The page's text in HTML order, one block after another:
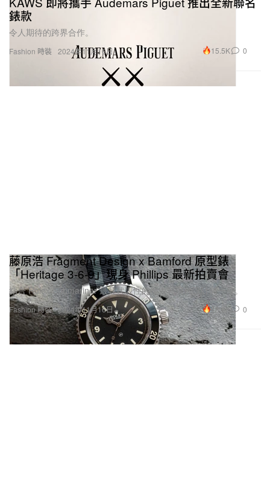
Fashion 時裝
錶款
令人期待的跨界合作。
2024年11月16日 15.5K 0
Fashion 時裝
藤原浩 Fragment Design x Bamford 原型錶
「Heritage 3-6-9」現身 Phillips 最新拍賣會
結合 Rolex Submariner 最具代表性的復古與現代設計於一身。
2024年11月16日 18.8K 0